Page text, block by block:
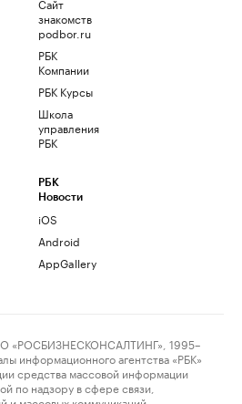
Сайт
знакомств
podbor.ru
РБК
Компании
РБК Курсы
Школа
управления
РБК
РБК
Новости
iOS
Android
AppGallery
«РОСБИЗНЕСКОНСАЛТИНГ», 1995–
информационного агентства «РБК»
средства массовой информации
по надзору в сфере связи,